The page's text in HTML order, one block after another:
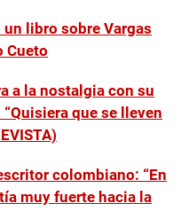
un libro sobre Vargas
Cueto
a la nostalgia con su
que se lleven
colombiano: “En
muy fuerte hacia la